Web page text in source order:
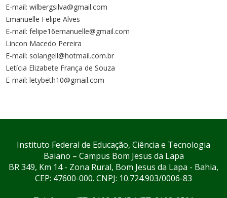
E-mail: wilbergsilva@gmail.com
Emanuelle Felipe Alves
E-mail: felipe16emanuelle@gmail.com
Lincon Macedo Pereira
E-mail: solangell@hotmail.com.br
Letícia Elizabete França de Souza
E-mail: letybeth10@gmail.com
Instituto Federal de Educação, Ciência e Tecnologia
Baiano – Campus Bom Jesus da Lapa
BR 349, Km 14 - Zona Rural, Bom Jesus da Lapa - Bahia,
CEP: 47600-000. CNPJ: 10.724.903/0006-83